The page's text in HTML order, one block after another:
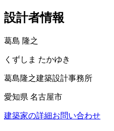
設計者情報
葛島 隆之
くずしま たかゆき
葛島隆之建築設計事務所
愛知県 名古屋市
建築家の詳細お問い合わせ